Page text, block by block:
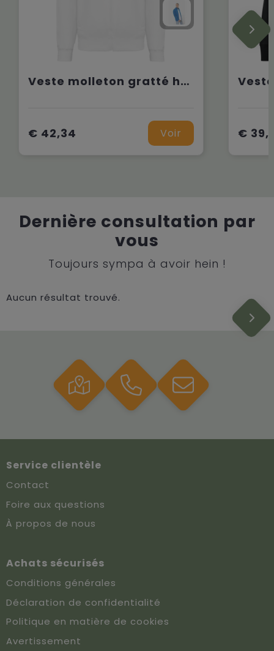
Veste molleton gratté homme
€ 42,34 Voir €
Dernière consultation par
vous
Toujours sympa à avoir hein !
Aucun résultat trouvé.
Service clientèle
Contact
Foire aux questions
À propos de nous
Achats sécurisés
Conditions générales
Déclaration de confidentialité
Politique en matière de cookies
Avertissement